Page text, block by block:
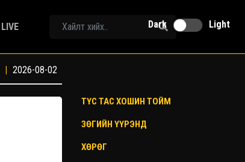
LIVE Dark Light
| 2026-08-02
ТҮС ТАС ХОШИН ТОЙМ
ЗӨГИЙН ҮҮРЭНД
ХӨРӨГ